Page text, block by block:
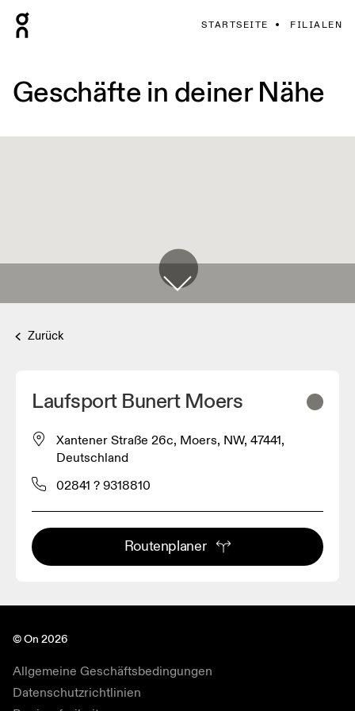
STARTSEITE FILIALEN
Geschäfte in deiner Nähe
Zurück
Laufsport Bunert Moers
Xantener Straße 26c, Moers, NW, 47441,
Deutschland
02841 ? 9318810
Routenplaner
© On 2026
Allgemeine Geschäftsbedingungen
Datenschutzrichtlinien